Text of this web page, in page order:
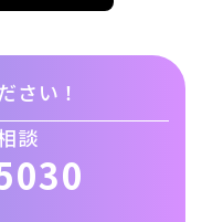
さい！
談